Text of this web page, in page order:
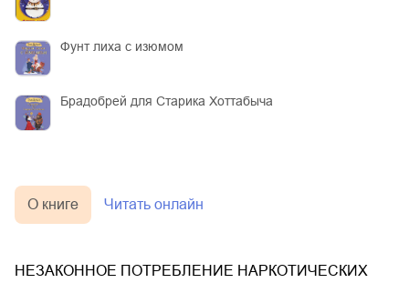
Фунт лиха с изюмом
Брадобрей для Старика Хоттабыча
О книге Читать онлайн
НЕЗАКОННОЕ ПОТРЕБЛЕНИЕ НАРКОТИЧЕСКИХ